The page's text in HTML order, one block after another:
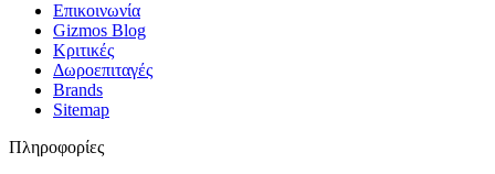
Επικοινωνία
Gizmos Blog
Κριτικές
Δωροεπιταγές
Brands
Sitemap
Πληροφορίες